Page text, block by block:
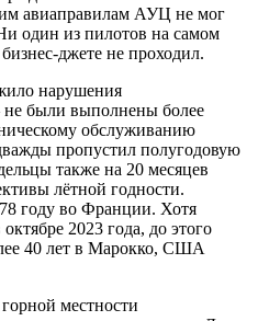
авиаправилам АУЦ не мог
один из пилотов на самом
джете не проходил.
нарушения
не были выполнены более
обслуживанию
пропустил полугодовую
также на 20 месяцев
лётной годности.
году во Франции. Хотя
2023 года, до этого
40 лет в Марокко, США
местности